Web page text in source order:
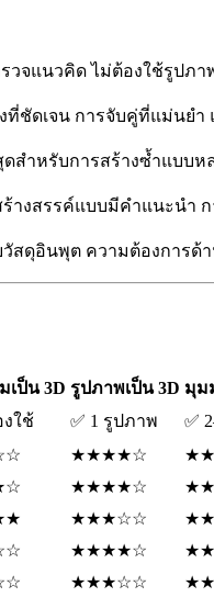
วจแนวคิด ไม่ต้องใช้รูปภ
ที่ชัดเจน การจับคู่ที่แม่นย
ดสำหรับการสร้างซ้ำแบบ
างสรรค์แบบมีคำแนะนำ
สดุอินพุต ความต้องการ
เป็น 3D รูปภาพเป็น 3D มุม
งใช้ ✅ 1 รูปภาพ ✅
★★★★☆
★★★★☆
★★★☆☆
★★★★☆
★★★☆☆